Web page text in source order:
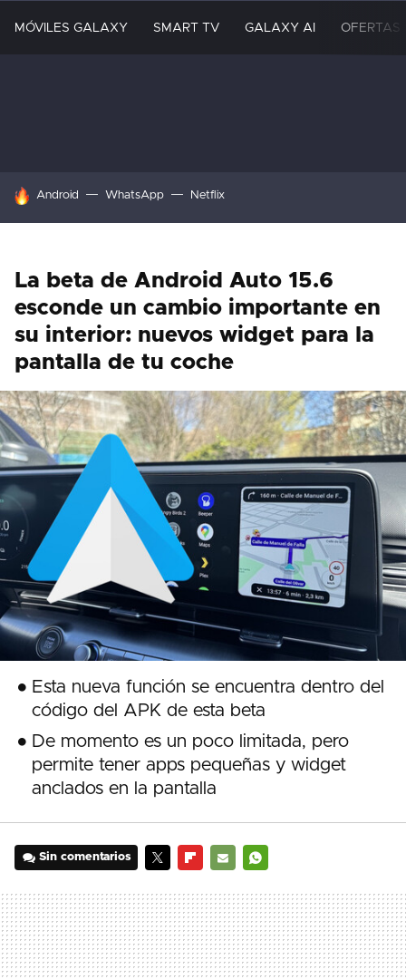
MÓVILES GALAXY SMART TV GALAXY AI OFERTAS
HOY SE HABLA DE
Android WhatsApp Netflix
La beta de Android Auto 15.6
esconde un cambio importante en
su interior: nuevos widget para la
pantalla de tu coche
Esta nueva función se encuentra dentro del
código del APK de esta beta
De momento es un poco limitada, pero
permite tener apps pequeñas y widget
anclados en la pantalla
Sin comentarios
MAIL